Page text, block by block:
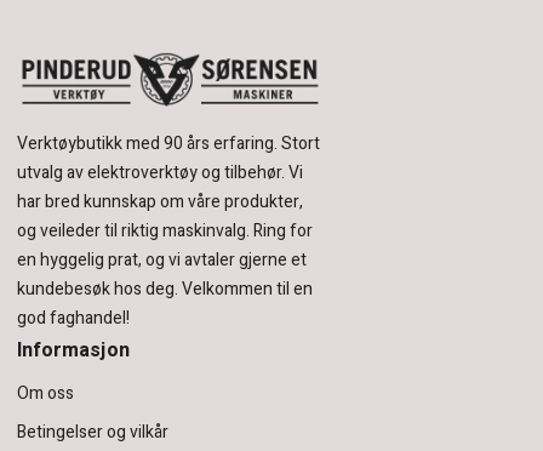
Verktøybutikk med 90 års erfaring.Stort
utvalg av elektroverktøy og tilbehør.Vi
har bred kunnskap om våre produkter,
og veileder til riktig maskinvalg. Ring for
en hyggelig prat, og vi avtaler gjerne et
kundebesøk hos deg.Velkommen til en
god faghandel!
Informasjon
Om oss
Betingelser og vilkår